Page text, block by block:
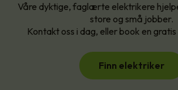
Våre dyktige, faglærte elektrikere
store og små jobber.
Kontakt oss i dag, eller book en
Finn elektriker